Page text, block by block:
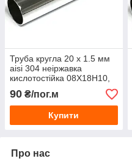
Труба кругла 20 х 1.5 мм
aisi 304 неіржавка
кислотостійка 08Х18Н10,
матова, полірована
90 ₴/пог.м
Купити
Про нас